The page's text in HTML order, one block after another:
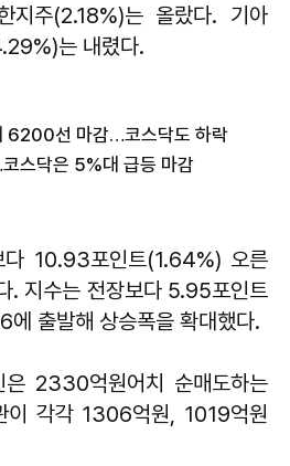
지주(2.18%)는 올랐다. 기아
는 내렸다.
6200선 마감…코스닥도 하락
스닥은 5%대 급등 마감
다 10.93포인트(1.64%) 오른
. 지수는 전장보다 5.95포인트
출발해 상승폭을 확대했다.
은 2330억원어치 순매도하는
이 각각 1306억원, 1019억원